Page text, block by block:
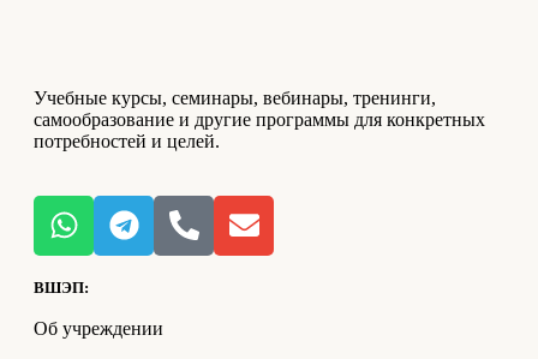
Учебные курсы, семинары, вебинары, тренинги,
самообразование и другие программы для конкретных
потребностей и целей.
ВШЭП:
Об учреждении